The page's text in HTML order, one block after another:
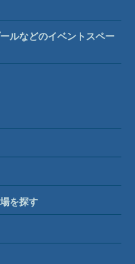
ルなどのイベントスペー
を探す